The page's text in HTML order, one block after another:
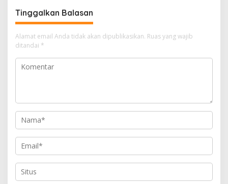
Tinggalkan Balasan
Alamat email Anda tidak akan dipublikasikan. Ruas yang wajib
ditandai *